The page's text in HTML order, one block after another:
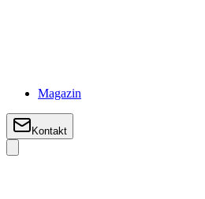
Magazin
Kontakt